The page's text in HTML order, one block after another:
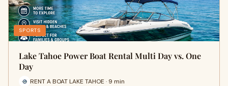
SPORTS
Lake Tahoe Power Boat Rental Multi Day vs. One
Day
RENT A BOAT LAKE TAHOE · 9 min